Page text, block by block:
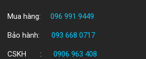
Mua hàng: 096 991 9449
Bảo hành: 093 668 0717
CSKH : 0906 963 408